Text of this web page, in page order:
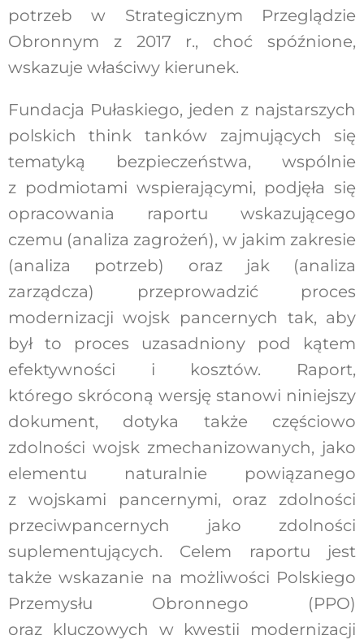
potrzeb w Strategicznym Przeglądzie
Obronnym z 2017 r., choć spóźnione,
wskazuje właściwy kierunek.
Fundacja Pułaskiego, jeden z najstarszych
polskich think tanków zajmujących się
tematyką bezpieczeństwa, wspólnie
z podmiotami wspierającymi, podjęła się
opracowania raportu wskazującego
czemu (analiza zagrożeń), w jakim zakresie
(analiza potrzeb) oraz jak (analiza
zarządcza) przeprowadzić proces
modernizacji wojsk pancernych tak, aby
był to proces uzasadniony pod kątem
efektywności i kosztów. Raport,
którego skróconą wersję stanowi niniejszy
dokument, dotyka także częściowo
zdolności wojsk zmechanizowanych, jako
elementu naturalnie powiązanego
z wojskami pancernymi, oraz zdolności
przeciwpancernych jako zdolności
suplementujących. Celem raportu jest
także wskazanie na możliwości Polskiego
Przemysłu Obronnego (PPO)
oraz kluczowych w kwestii modernizacji